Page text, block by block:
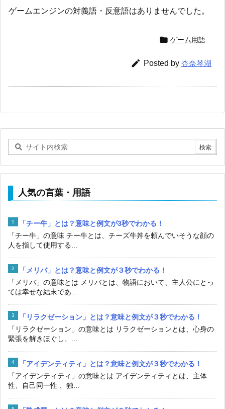
ゲームエンジンの対義語・反意語はありませんでした。
 ゲーム用語
 Posted by 杏奈琴湖
人気の言葉・用語
「チー牛」とは？意味と例文が3秒でわかる！
「チー牛」の意味 チー牛とは、チーズ牛丼を頼んでいそうな顔の
人を指して使用する...
「メリバ」とは？意味と例文が３秒でわかる！
「メリバ」の意味とは メリバとは、物語において、主人公にとっ
ては幸せな結末であ...
「リラクゼーション」とは？意味と例文が３秒でわかる！
「リラクゼーション」の意味とは リラクゼーションとは、心身の
緊張を解きほぐし、...
「アイデンティティ」とは？意味と例文が３秒でわかる！
「アイデンティティ」の意味とは アイデンティティとは、主体
性、自己同一性 、独...